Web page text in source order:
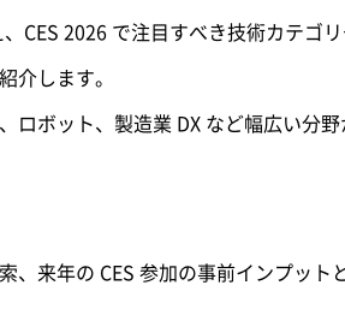
CES 2026 で注目すべき技術カテゴ
介します。
ロボット、製造業 DX など幅広い分
、来年の CES 参加の事前インプット